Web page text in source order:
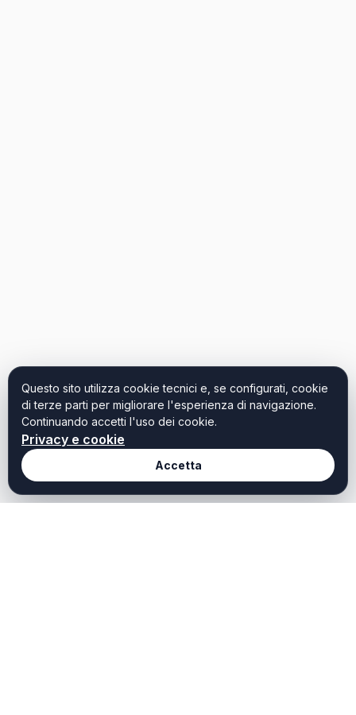
Questo sito utilizza cookie tecnici e, se configurati, cookie
di terze parti per migliorare l'esperienza di navigazione.
Continuando accetti l'uso dei cookie.
Privacy e cookie
Accetta